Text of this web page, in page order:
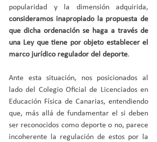
consideramos inapropiado la propuesta de
que dicha ordenación se haga a través de
una Ley que tiene por objeto establecer el
marco jurídico regulador del deporte.
Ante esta situación, nos posicionados al
lado del Colegio Oficial de Licenciados en
Educación Física de Canarias, entendiendo
que, más allá de fundamentar el si deben
ser reconocidos como deporte o no, parece
incoherente la regulación de estos por la